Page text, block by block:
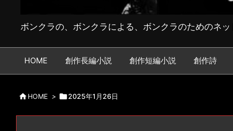
ボンクラの、ボンクラによる、ボンクラのためのネ
HOME 創作長編小説 創作短編小説 創作詩
HOME > 2025年1月26日